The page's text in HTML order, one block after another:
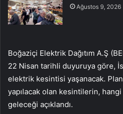
Ağustos 9, 2026
Boğaziçi Elektrik Dağıtım A.Ş
22 Nisan tarihli duyuruya göre,
elektrik kesintisi yaşanacak.
yapılacak olan kesintilerin,
geleceği açıklandı.